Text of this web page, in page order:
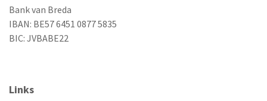
Bank van Breda
IBAN: BE57 6451 0877 5835
BIC: JVBABE22
Links